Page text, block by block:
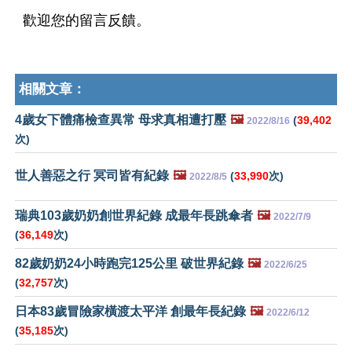
歡迎您的留言反饋。
相關文章：
4歲女下體痛檢查異常 母求真相遭打壓 🖼️ 2022/8/16 (39,402
次)
世人善惡之行 冥司皆有紀錄 🖼️ 2022/8/5 (33,990次)
瑞典103歲奶奶創世界紀錄 成最年長跳傘者 🖼️ 2022/7/9
(36,149次)
82歲奶奶24小時跑完125公里 破世界紀錄 🖼️ 2022/6/25
(32,757次)
日本83歲冒險家橫渡太平洋 創最年長紀錄 🖼️ 2022/6/12
(35,185次)